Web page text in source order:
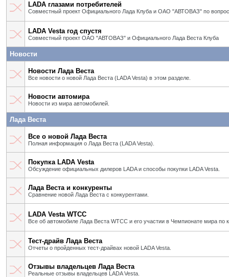
LADA глазами потребителей
Совместный проект Официального Лада Клуба и ОАО "АВТОВАЗ" по
LADA Vesta год спустя
Совместный проект ОАО "АВТОВАЗ" и Официального Лада Веста Клуба
Новости
Новости Лада Веста
Все новости о новой Лада Веста (LADA Vesta) в этом разделе.
Новости автомира
Новости из мира автомобилей.
Лада Веста
Все о новой Лада Веста
Полная информация о Лада Веста (LADA Vesta).
Покупка LADA Vesta
Обсуждение официальных дилеров LADA и способы покупки LADA Vesta.
Лада Веста и конкуренты
Сравнение новой Лада Веста с конкурентами.
LADA Vesta WTCC
Все об автомобиле Лада Веста WTCC и его участии в Чемпионате мира по
Тест-драйв Лада Веста
Отчеты о пройденных тест-драйвах новой LADA Vesta.
Отзывы владельцев Лада Веста
Реальные отзывы владельцев LADA Vesta.